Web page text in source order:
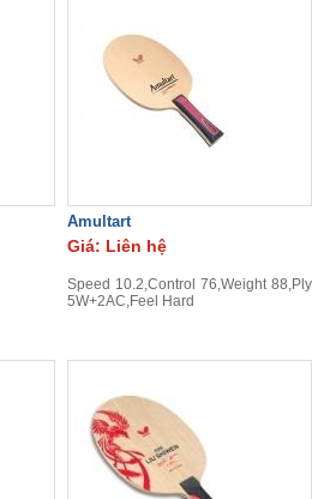
Amultart
Giá: Liên hệ
Speed 10.2,Control 76,Weight 88,Ply
5W+2AC,Feel Hard